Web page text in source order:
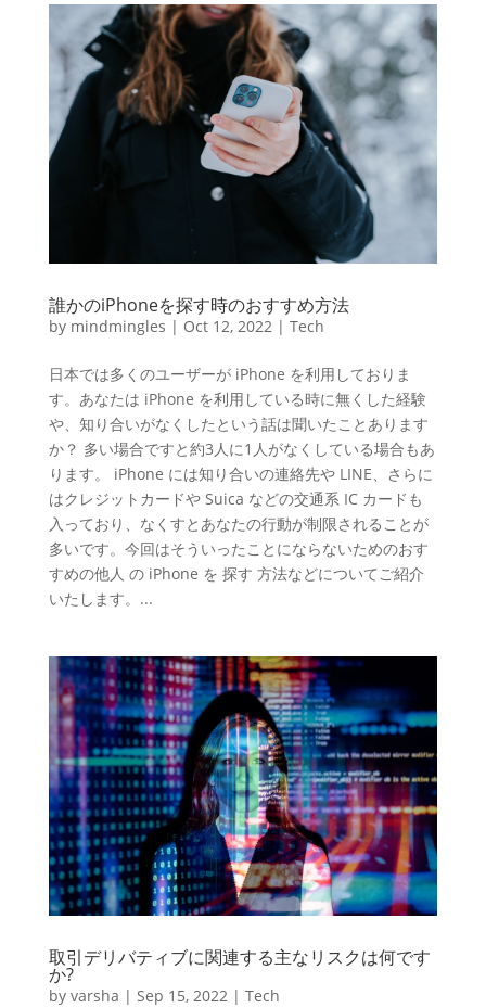
誰かのiPhoneを探す時のおすすめ方法
by mindmingles | Oct 12, 2022| Tech
日本では多くのユーザーが iPhone を利用しておりま
す。あなたは iPhone を利用している時に無くした経験
や、知り合いがなくしたという話は聞いたことあります
か？ 多い場合ですと約3人に1人がなくしている場合もあ
ります。 iPhone には知り合いの連絡先や LINE、さらに
はクレジットカードや Suica などの交通系 IC カードも
入っており、なくすとあなたの行動が制限されることが
多いです。今回はそういったことにならないためのおす
すめの他人 の iPhone を 探す 方法などについてご紹介
いたします。...
取引デリバティブに関連する主なリスクは何です
か?
by varsha | Sep 15, 2022| Tech